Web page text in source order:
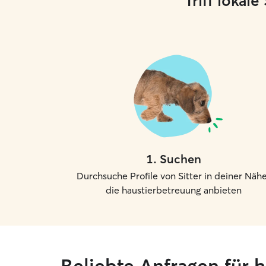
1. Suchen
Durchsuche Profile von Sitter in deiner
die haustierbetreuung anbieten